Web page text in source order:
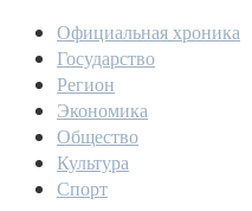
Официальная хроника
Государство
Регион
Экономика
Общество
Культура
Спорт